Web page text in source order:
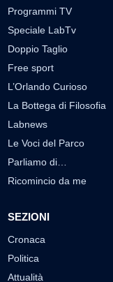
Programmi TV
Speciale LabTv
Doppio Taglio
Free sport
L’Orlando Curioso
La Bottega di Filosofia
Labnews
Le Voci del Parco
Parliamo di…
Ricomincio da me
SEZIONI
Cronaca
Politica
Attualità